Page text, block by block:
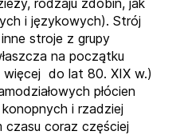
rodzaju zdobin, jak
i językowych). Strój
stroje z grupy
na początku
więcej do lat 80. XIX w.)
płócien
i rzadziej
czasu coraz częściej